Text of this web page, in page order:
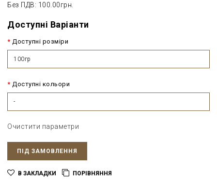
Без ПДВ: 100.00грн.
Доступні Варіанти
Доступні розміри
100гр
Доступні кольори
-
Очистити параметри
ПІД ЗАМОВЛЕННЯ
В ЗАКЛАДКИ ПОРІВНЯННЯ